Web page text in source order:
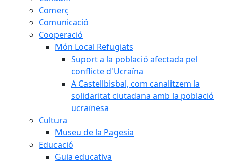
Comerç
Comunicació
Cooperació
Món Local Refugiats
Suport a la població afectada pel
conflicte d'Ucraïna
A Castellbisbal, com canalitzem la
solidaritat ciutadana amb la població
ucraïnesa
Cultura
Museu de la Pagesia
Educació
Guia educativa